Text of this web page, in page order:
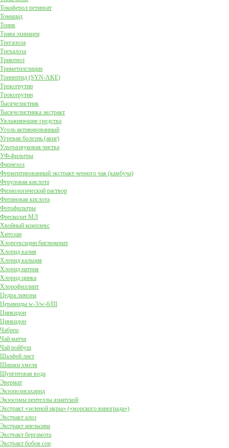
Токоферол ретиноат
Томицид
Тоник
Трава эхинацеи
Трегалоза
Трехалоза
Трикенол
Триметилглицин
Трипептид (SYN-AKE)
Троксерутин
Троксерутин
Тысячелистник
Тысячелистника экстракт
Увлажняющие средства
Уголь активированный
Угревая болезнь (акне)
Ультразвуковая чистка
УФ-фильтры
Фарнезол
Ферментированный экстракт черного чая (камбуча)
Феруловая кислота
Физиологический раствор
Фитиновая кислота
Фотофильтры
Фресколат МЛ
Хвойный комплекс
Хитозан
Хлоргексидин биглюконат
Хлорид калия
Хлорид кальция
Хлорид натрия
Хлорид цинка
Хлорофиллипт
Цедра лимона
Церамиды w-3/w-6/III
Цинкидон
Цинкидон
Чабрец
Чай матча
Чай ройбуш
Шалфей лист
Шишки хмеля
Шунгитовая вода
Эвермат
Экзополисахарид
Экзосомы центеллы азиатской
Экстракт «зеленой икры» («морского винограда»)
Экстракт алоэ
Экстракт апельсина
Экстракт бергамота
Экстракт бобов сои